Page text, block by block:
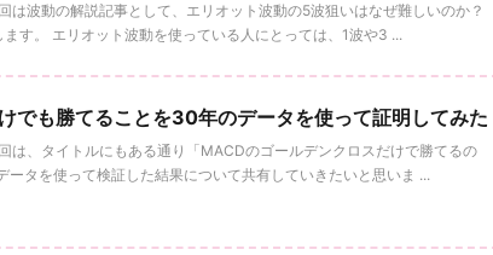
は波動の解説記事として、エリオット波動の5波狙いはなぜ難しいのか？
す。 エリオット波動を使っている人にとっては、1波や3 ...
でも勝てることを30年のデータを使って証明してみた
は、タイトルにもある通り「MACDのゴールデンクロスだけで勝てるの
タを使って検証した結果について共有していきたいと思いま ...